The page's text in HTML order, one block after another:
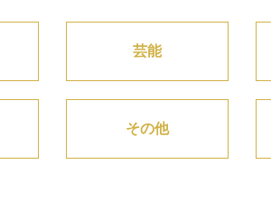
芸能
その他